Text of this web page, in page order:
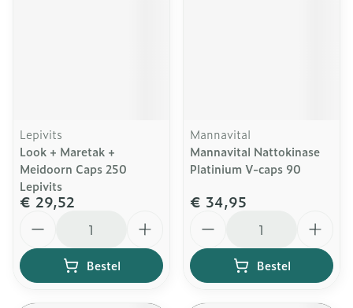
Lepivits
Look + Maretak +
Meidoorn Caps 250
Lepivits
€ 29,52
Bestel
Mannavital
Mannavital Nattokinase
Platinium V-caps 90
€ 34,95
Bestel